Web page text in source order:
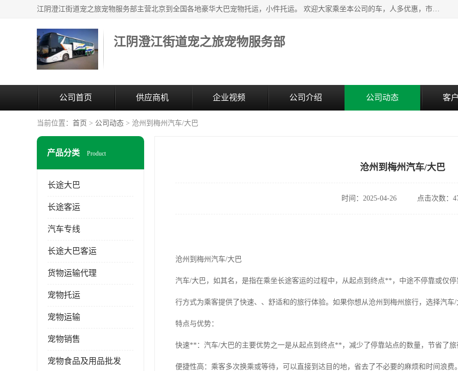
江阴澄江街道宠之旅宠物服务部主营北京到全国各地豪华大巴宠物托运，小件托运。 欢迎大家乘坐本公司的车，人多优惠，市内接送，申请货物运输。 车内冷暖空调欢迎乘坐，欢迎来电咨询
江阴澄江街道宠之旅宠物服务部
公司首页 供应商机 企业视频 公司介绍 公司动态 客
当前位置： 首页 > 公司动态 > 沧州到梅州汽车/大巴
产品分类 Product
长途大巴
长途客运
汽车专线
长途大巴客运
货物运输代理
宠物托运
宠物运输
宠物销售
宠物食品及用品批发
沧州到梅州汽车/大巴
时间：2025-04-26 点击次数：
沧州到梅州汽车/大巴
汽车/大巴，如其名，是指在乘坐长途客运的过程中，从起点到终点**，中途不停靠或仅
行方式为乘客提供了快速、、舒适和的旅行体验。如果你想从沧州到梅州旅行，选择汽车/
特点与优势：
快速**：汽车/大巴的主要优势之一是从起点到终点**，减少了停靠站点的数量，节省了旅
便捷性高：乘客多次换乘或等待，可以直接到达目的地，省去了不必要的麻烦和时间浪费。